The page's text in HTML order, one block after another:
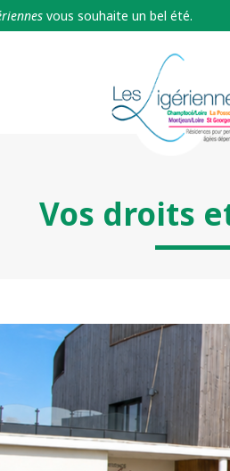
vous souhaite un bel été.
Vos droits